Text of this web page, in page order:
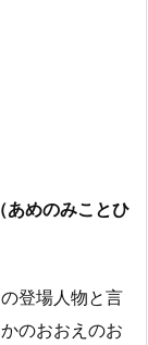
あめのみことひ
の登場人物と言
かのおおえのお